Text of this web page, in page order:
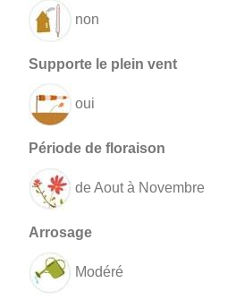
non
oui
de Aout à Novembre
Modéré